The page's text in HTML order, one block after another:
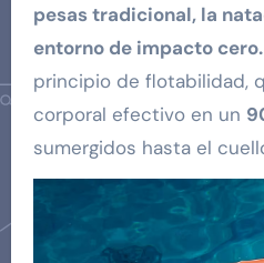
pesas tradicional, la
entorno de impacto cero.
principio de flotabilidad,
corporal efectivo en un
sumergidos hasta el